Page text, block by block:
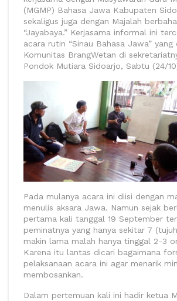
(MGMP) Bahasa Jawa Kabupaten
sekaligus juga dengan Majalah
“Jayabaya.” Kerjasama informal ini
acara rutin “Sinau Bahasa Jawa” yang
Komunitas BrangWetan di
Pondok Mutiara Sidoarjo, Sabtu (24/
Pada mulanya acara ini diisi dengan
menulis aksara Jawa. Namun sejak
pertama kali tanggal 19 September
peminatnya yang hanya sekitar 7
makin lama malah hanya tinggal 2-3
Karena itu lantas dicari bagaimana
pelaksanaan acara ini agar menarik
membosankan.
Dalam pertemuan kali ini hadir ketua